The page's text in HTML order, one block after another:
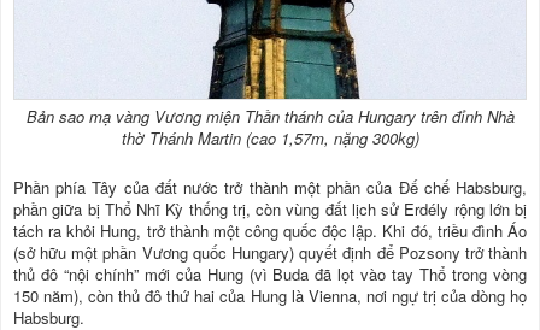
Bản sao mạ vàng Vương miện Thần thánh của Hungary trên đỉnh Nhà
thờ Thánh Martin (cao 1,57m, nặng 300kg)
Phần phía Tây của đất nước trở thành một phần của Đế chế Habsburg,
phần giữa bị Thổ Nhĩ Kỳ thống trị, còn vùng đất lịch sử Erdély rộng lớn bị
tách ra khỏi Hung, trở thành một công quốc độc lập. Khi đó, triều đình Áo
(sở hữu một phần Vương quốc Hungary) quyết định để Pozsony trở thành
thủ đô “nội chính” mới của Hung (vì Buda đã lọt vào tay Thổ trong vòng
150 năm), còn thủ đô thứ hai của Hung là Vienna, nơi ngự trị của dòng họ
Habsburg.